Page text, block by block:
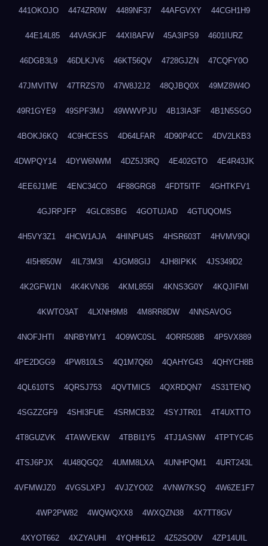
441OKOJO 4474ZR0W 4489NF37 44AFGVXY 44CGH1H9
44E14L85 44VA5KJF 44XI8AFW 45A3IPS9 4601IURZ
46DGB3L9 46DLKJV6 46KT56QV 4728GJZN 47CQFY0O
47JMVITW 47TRZS70 47W8J2J2 48QJBQ0X 49MZ8W4O
49R1GYE9 49SPF3MJ 49WWVPJU 4B13IA3F 4B1N5SGO
4BOKJ6KQ 4C9HCESS 4D64LFAR 4D90P4CC 4DV2LKB3
4DWPQY14 4DYW6NWM 4DZ5J3RQ 4E402GTO 4E4R43JK
4EE6J1ME 4ENC34CO 4F88GRG8 4FDT5ITF 4GHTKFV1
4GJRPJFP 4GLC8SBG 4GOTUJAD 4GTUQOMS
4H5VY3Z1 4HCW1AJA 4HINPU4S 4HSR603T 4HVMV9QI
4I5H850W 4IL73M3I 4JGM8GIJ 4JH8IPKK 4JS349D2
4K2GFW1N 4K4KVN36 4KML855I 4KNS3G0Y 4KQJIFMI
4KWTO3AT 4LXNH9M8 4M8RR8DW 4NNSAVOG
4NOFJHTI 4NRBYMY1 4O9WC0SL 4ORR508B 4P5VX889
4PE2DGG9 4PW810LS 4Q1M7Q60 4QAHYG43 4QHYCH8B
4QL610TS 4QRSJ753 4QVTMIC5 4QXRDQN7 4S31TENQ
4SGZZGF9 4SHI3FUE 4SRMCB32 4SYJTR01 4T4UXTTO
4T8GUZVK 4TAWVEKW 4TBBI1Y5 4TJ1ASNW 4TPTYC45
4TSJ6PJX 4U48QGQ2 4UMM8LXA 4UNHPQM1 4URT243L
4VFMWJZ0 4VGSLXPJ 4VJZYO02 4VNW7KSQ 4W6ZE1F7
4WP2PW82 4WQWQXX8 4WXQZN38 4X7TT8GV
4XYOT662 4XZYAUHI 4YQHH612 4Z52SO0V 4ZP14UIL